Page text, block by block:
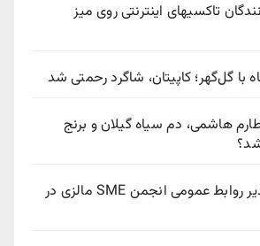
تاکسیهای اینترنتی روی میز
با گل‌گهر؛ کاپیتان، شاگرد رحمتی شد
هاشمی، دم سیاه گیلان و برنج
محمدرضا باقری مدیر روابط عمومی انجمن SME مالزی در